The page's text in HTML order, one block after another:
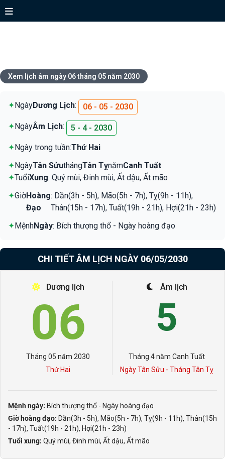
Xem lịch âm ngày 06 tháng 05 năm 2030
✦NgàyDương Lịch: 06 - 05 - 2030
✦NgàyÂm Lịch: 5 - 4 - 2030
✦Ngày trong tuần:Thứ Hai
✦NgàyTân SửuthángTân TỵnămCanh Tuất
✦TuổiXung: Quý mùi, Đinh mùi, Ất dậu, Ất mão
✦GiờHoàng
Đạo
: Dần(3h - 5h), Mão(5h - 7h), Tỵ(9h - 11h),
Thân(15h - 17h), Tuất(19h - 21h), Hợi(21h - 23h)
✦MệnhNgày: Bích thượng thổ - Ngày hoàng đạo
CHI TIẾT ÂM LỊCH NGÀY 06/05/2030
Dương lịch
06
Tháng 05 năm 2030
Thứ Hai
Âm lịch
5
Tháng 4 năm Canh Tuất
Ngày Tân Sửu - Tháng Tân Tỵ
Mệnh ngày: Bích thượng thổ - Ngày hoàng đạo
Giờ hoàng đạo: Dần(3h - 5h), Mão(5h - 7h), Tỵ(9h - 11h), Thân(15h
- 17h), Tuất(19h - 21h), Hợi(21h - 23h)
Tuổi xung: Quý mùi, Đinh mùi, Ất dậu, Ất mão